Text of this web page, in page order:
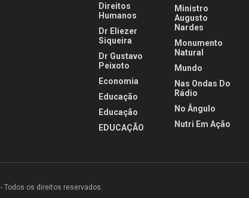
Direitos
Humanos
Dr Eliezer
Siqueira
Dr Gustavo
Peixoto
Economia
Educação
Educação
EDUCAÇÃO
Ministro
Augusto
Nardes
Monumento
Natural
Mundo
Nas Ondas Do
Rádio
No Ângulo
Nutri Em Ação
- Todos os direitos reservados.